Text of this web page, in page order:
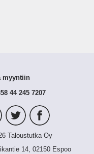
myyntiin
44 245 7207
Taloustutka Oy
14, 02150 Espoo